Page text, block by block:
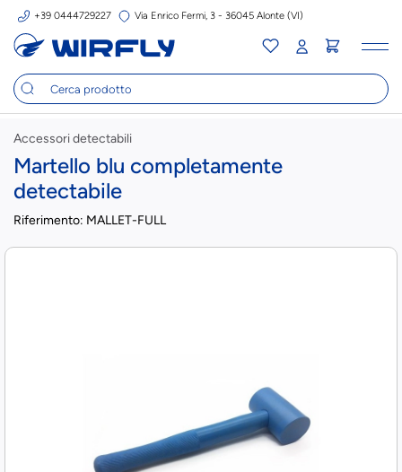
+39 0444729227 Via Enrico Fermi, 3 - 36045 Alonte (VI)
Accessori detectabili
Martello blu completamente
detectabile
Riferimento: MALLET-FULL